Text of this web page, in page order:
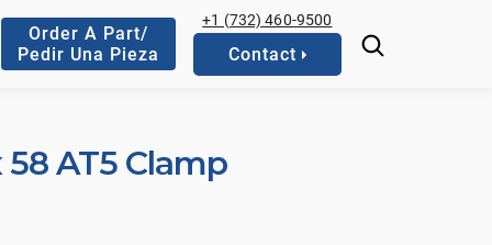
Order A Part/
Pedir Una Pieza
+1 (732) 460-9500
Contact
AT5 Clamp